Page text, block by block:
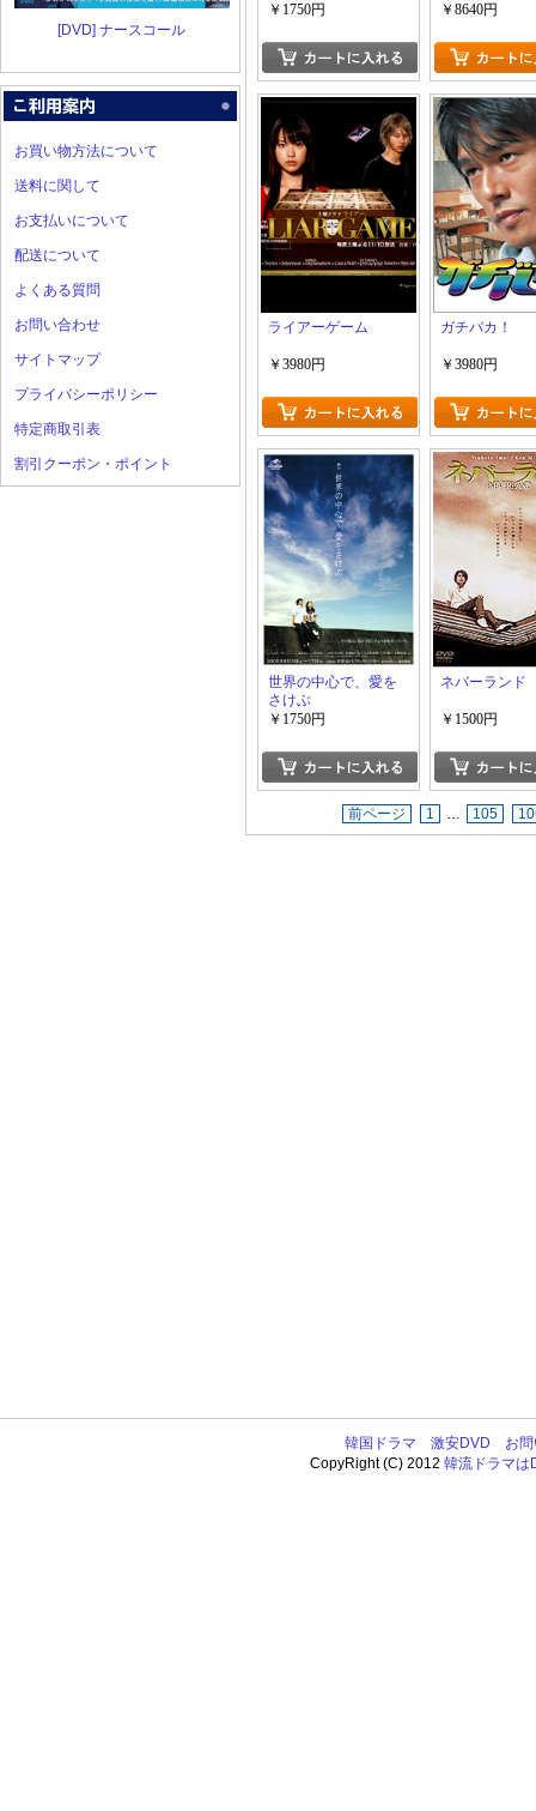
[DVD] ナースコール
お買い物方法について
送料に関して
お支払いについて
配送について
よくある質問
お問い合わせ
サイトマップ
プライバシーポリシー
特定商取引表
割引クーポン・ポイント
￥1750円
￥8640円
ライアーゲーム
￥3980円
ガチバカ！
￥3980円
世界の中心で、愛を
さけぶ
￥1750円
ネバーランド
￥1500円
前ページ 1 … 105
韓国ドラマ 激安DVD
お
CopyRight (C) 2012韓流ドラマは